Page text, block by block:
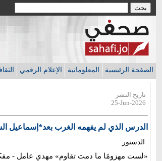
الصفحة الرئيسية المعلوماتية الإعلام الرقمي
تاريخ النشر
25-Jun-2026
الدرس الذي لم يفهمه الغرب بعد*إسماعيل
الدستور
«لست مهزومًا ما دمت تقاوم» مهدي عامل -